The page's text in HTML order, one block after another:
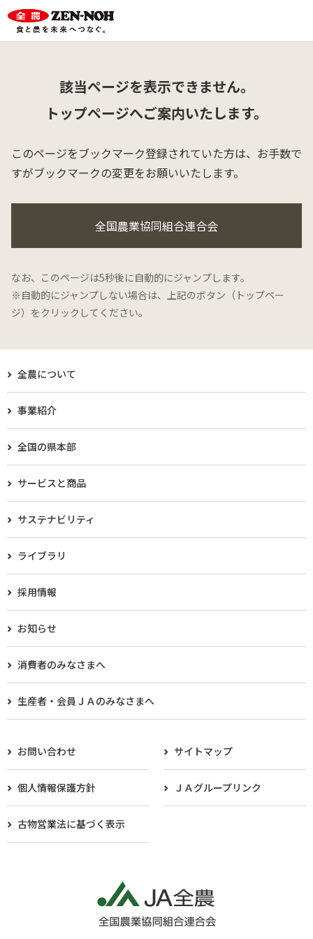
該当ページを表示できません。
トップページへご案内いたします。
このページをブックマーク登録されていた方は、 お手数で
すがブックマークの変更をお願いいたします。
全国農業協同組合連合会
なお、このページは5秒後に自動的にジャンプします。
※自動的にジャンプしない場合は、上記のボタン（トップペー
ジ）をクリックしてください。
全農について
事業紹介
全国の県本部
サービスと商品
サステナビリティ
ライブラリ
採用情報
お知らせ
消費者のみなさまへ
生産者・会員ＪＡのみなさまへ​
お問い合わせ サイトマップ
個人情報保護方針 ＪＡグループリンク
古物営業法に基づく表示